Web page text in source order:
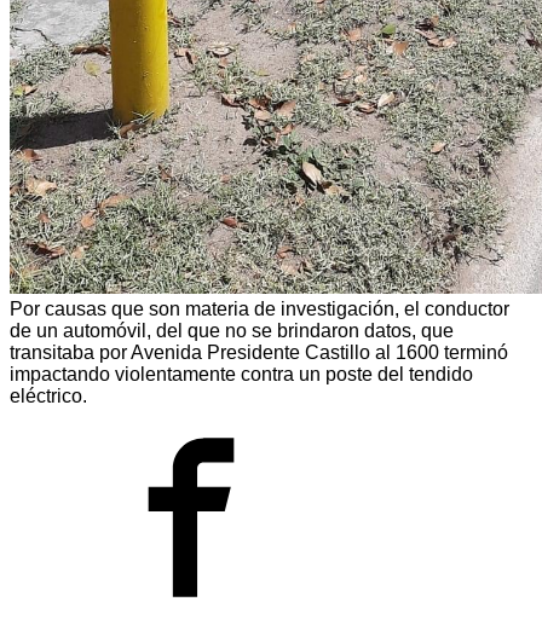
Por causas que son materia de investigación, el conductor
de un automóvil, del que no se brindaron datos, que
transitaba por Avenida Presidente Castillo al 1600 terminó
impactando violentamente contra un poste del tendido
eléctrico.